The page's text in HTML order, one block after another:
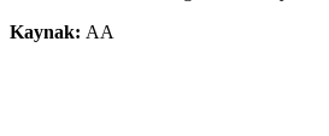
Kaynak: AA